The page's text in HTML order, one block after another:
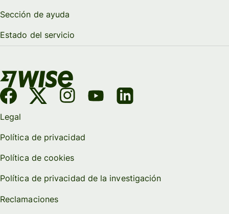
Sección de ayuda
Estado del servicio
Legal
Política de privacidad
Política de cookies
Política de privacidad de la investigación
Reclamaciones